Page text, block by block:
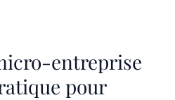
entreprise
pour